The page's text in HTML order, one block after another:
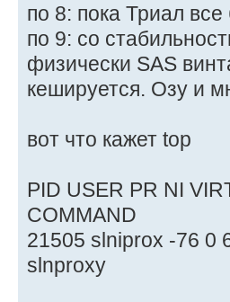
по 8: пока Триал
по 9: со
физически SAS
кешируется. Озу и
вот что кажет top
PID USER PR NI
COMMAND
21505 slniprox -76 0
slnproxy